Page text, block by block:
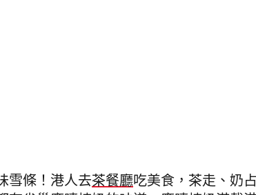
雪條！港人去茶餐廳吃美食， 茶走、奶占